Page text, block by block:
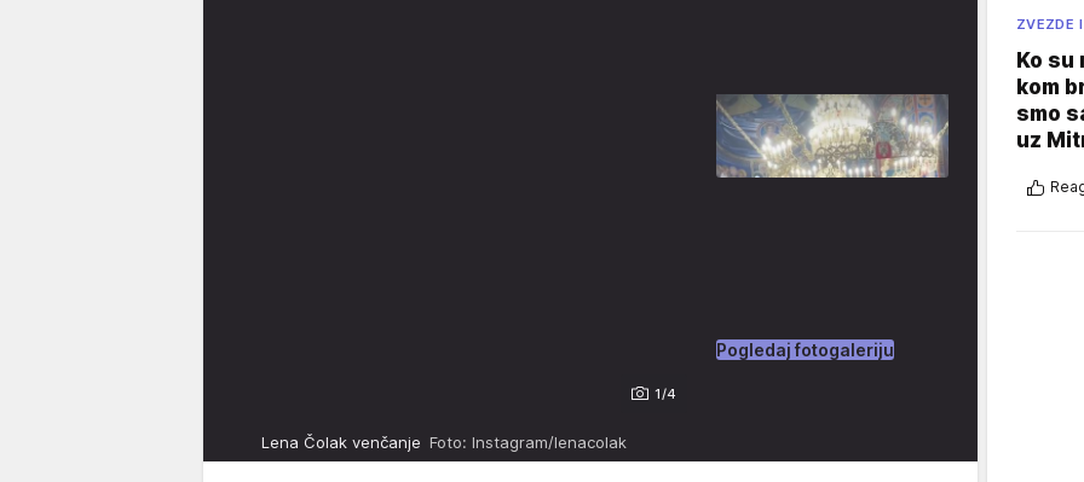
1/4
Pogledaj fotogaleriju
Lena Čolak venčanje Foto: Instagram/lenacolak
ZVEZDE
Ko su
kom
smo
uz